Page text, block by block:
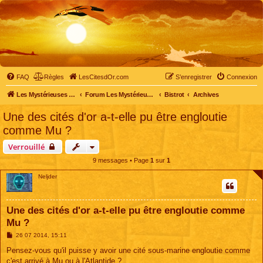
FAQ Règles LesCitesdOr.com Connexion
S’enregistrer
Les Mystérieuses Cités d'Or - LesCitesdOr.com Forum Les Mystérieuses Cités d'Or Bistrot Archives
Une des cités d'or a-t-elle pu être engloutie
comme Mu ?
Verrouillé
9 messages • Page 1 sur 1
Neljder
Une des cités d'or a-t-elle pu être engloutie comme
Mu ?
M
s
26 07 2014, 15:11
Pensez-vous qu'il puisse y avoir une cité sous-marine engloutie comme
c'est arrivé à Mu ou à l'Atlantide ?